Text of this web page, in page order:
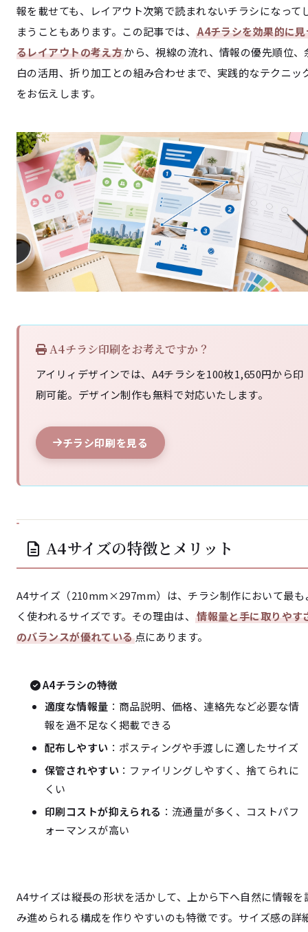
報を載せても、レイアウト次第で読まれないチラシになって
まうこともあります。この記事では、A4チラシを効果的に
るレイアウトの考え方から、視線の流れ、情報の優先順位、
白の活用、折り加工との組み合わせまで、実践的なテクニッ
をお伝えします。
A4チラシ印刷をお考えですか？
アイリィデザインでは、A4チラシを100枚1,650円から印
刷可能。デザイン制作も無料で対応いたします。
チラシ印刷を見る
A4サイズの特徴とメリット
A4サイズ（210mm×297mm）は、チラシ制作において最も
く使われるサイズです。その理由は、情報量と手に取りやす
のバランスが優れている点にあります。
A4チラシの特徴
適度な情報量 ：商品説明、価格、連絡先など必要な情
報を過不足なく掲載できる
配布しやすい ：ポスティングや手渡しに適したサイズ
保管されやすい：ファイリングしやすく、捨てられに
くい
印刷コストが抑えられる ：流通量が多く、コストパフ
ォーマンスが高い
A4サイズは縦長の形状を活かして、上から下へ自然に情報を
み進められる構成を作りやすいのも特徴です。サイズ感の詳